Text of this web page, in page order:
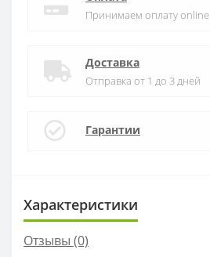
Принимаем оплату online
Доставка
Отправка от 1 до 3 дней
Гарантии
Характеристики
Отзывы (0)